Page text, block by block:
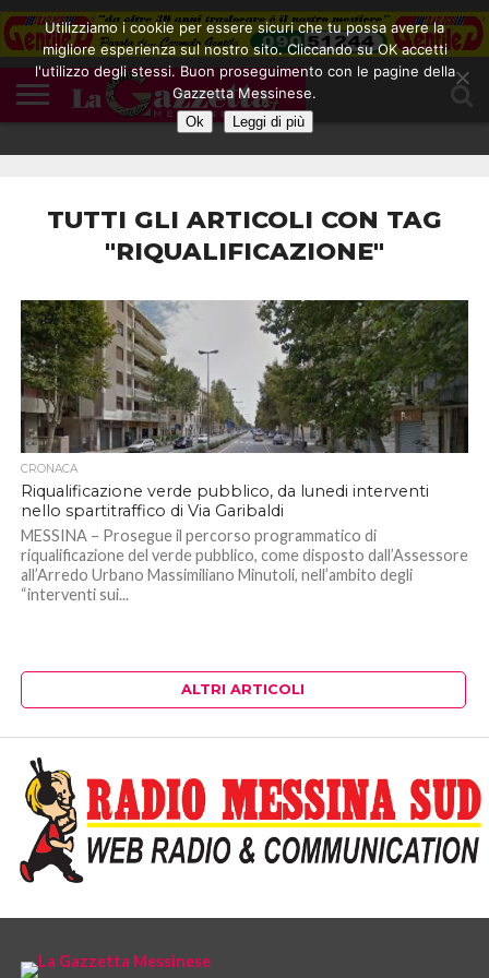
CONTATTI
COOKIE
POLICY
DIVENTA
BLOGGER
HOME
NOTE
LEGALI
TUTTI GLI ARTICOLI CON TAG
"RIQUALIFICAZIONE"
CRONACA
Riqualificazione verde pubblico, da lunedi interventi
nello spartitraffico di Via Garibaldi
MESSINA – Prosegue il percorso programmatico di
riqualificazione del verde pubblico, come disposto dall’Assessore
all’Arredo Urbano Massimiliano Minutoli, nell’ambito degli
“interventi sui...
ALTRI ARTICOLI
Utilizziamo i cookie per essere sicuri che tu possa avere la
migliore esperienza sul nostro sito. Cliccando su OK accetti
l'utilizzo degli stessi. Buon proseguimento con le pagine della
Gazzetta Messinese.
Ok Leggi di più